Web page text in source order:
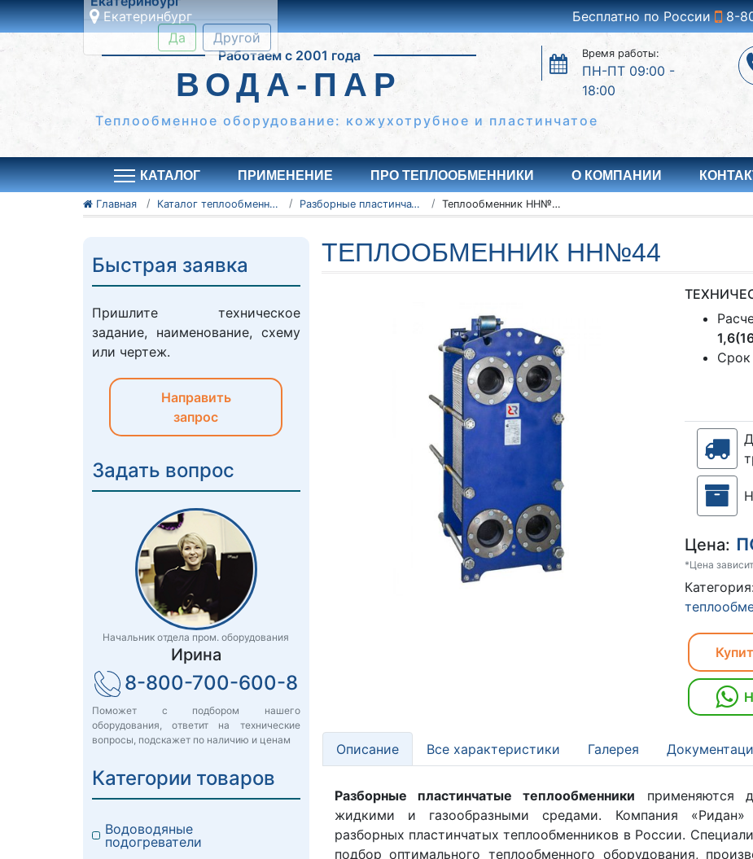
Екатеринбург
Это ближайши к вам
город:
Екатеринбург
Другой
Бесплатно по России 8-
Работаем с 2001 года
ВОДА-ПАР
Время работы:
ПН-ПТ 09:00 -
18:00
Теплообменное оборудование: кожухотрубное и пластинчатое
КАТАЛОГ ПРИМЕНЕНИЕ ПРО ТЕПЛООБМЕННИКИ О КОМПАНИИ
Главная Каталог теплообменного оборудования Разборные пластинчатые теплообменники Теплообменник НН№44
ТЕПЛООБМЕННИК НН№44
Цена:
*Цена
Описание Все характеристики Галерея
Разборные пластинчатые теплообменники применяются
жидкими и газообразными средами. Компания «Ридан»
разборных пластинчатых теплообменников в России.
подбор оптимального теплообменного оборудования,
Быстрая заявка
Пришлите техническое
задание, наименование, схему
или чертеж.
Направить
запрос
Задать вопрос
Начальник отдела пром. оборудования
Ирина
8-800-700-600-8
Поможет с подбором нашего
оборудования, ответит на технические
вопросы, подскажет по наличию и ценам
Категории товаров
Водоводяные
подогреватели